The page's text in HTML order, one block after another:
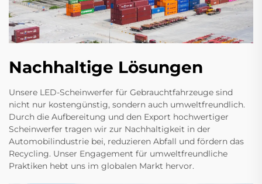
Nachhaltige Lösungen
Unsere LED-Scheinwerfer für Gebrauchtfahrzeuge sind
nicht nur kostengünstig, sondern auch umweltfreundlich.
Durch die Aufbereitung und den Export hochwertiger
Scheinwerfer tragen wir zur Nachhaltigkeit in der
Automobilindustrie bei, reduzieren Abfall und fördern das
Recycling. Unser Engagement für umweltfreundliche
Praktiken hebt uns im globalen Markt hervor.